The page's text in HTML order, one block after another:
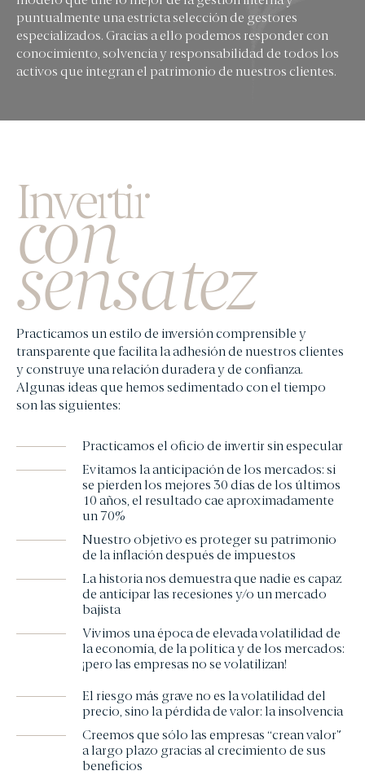
puntualmente una estricta selección de gestores
especializados. Gracias a ello podemos responder con
conocimiento, solvencia y responsabilidad de todos los
activos que integran el patrimonio de nuestros clientes.
Invertir
con
sensatez
Practicamos un estilo de inversión comprensible y
transparente que facilita la adhesión de nuestros clientes
y construye una relación duradera y de confianza.
Algunas ideas que hemos sedimentado con el tiempo
son las siguientes:
Practicamos el oficio de invertir sin especular
Evitamos la anticipación de los mercados: si
se pierden los mejores 30 días de los últimos
10 años, el resultado cae aproximadamente
un 70%
Nuestro objetivo es proteger su patrimonio
de la inflación después de impuestos
La historia nos demuestra que nadie es capaz
de anticipar las recesiones y/o un mercado
bajista
Vivimos una época de elevada volatilidad de
la economía, de la política y de los mercados:
¡pero las empresas no se volatilizan!
El riesgo más grave no es la volatilidad del
precio, sino la pérdida de valor: la insolvencia
Creemos que sólo las empresas “crean valor”
a largo plazo gracias al crecimiento de sus
beneficios